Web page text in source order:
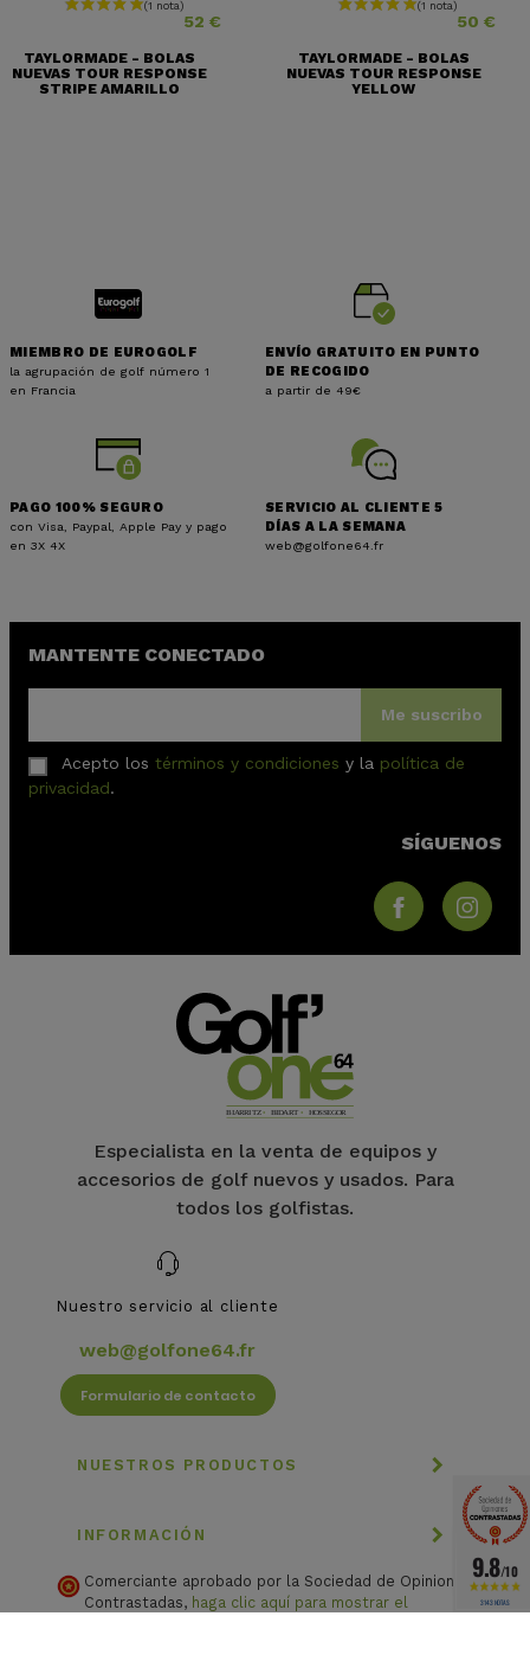
Precio 52 €
TAYLORMADE - BOLAS
NUEVAS TOUR RESPONSE
STRIPE AMARILLO
Precio 50 €
TAYLORMADE - BOLAS
NUEVAS TOUR RESPONSE
YELLOW
MIEMBRO DE EUROGOLF
la agrupación de golf número 1
en Francia
ENVÍO GRATUITO EN PUNTO
DE RECOGIDO
a partir de 49€
PAGO 100% SEGURO
con Visa, Paypal, Apple Pay y pago
en 3X 4X
SERVICIO AL CLIENTE 5
DÍAS A LA SEMANA
web@golfone64.fr
MANTENTE CONECTADO
Me suscribo
Acepto los términos y condiciones y la política de
privacidad.
SÍGUENOS
Especialista en la venta de equipos y
accesorios de golf nuevos y usados. Para
todos los golfistas.
Nuestro servicio al cliente
web@golfone64.fr
Formulario de contacto
NUESTROS PRODUCTOS
INFORMACIÓN
Comerciante aprobado por la Sociedad de Opiniones
Contrastadas, haga clic aquí para mostrar el
9.8/10
3143 NOTAS